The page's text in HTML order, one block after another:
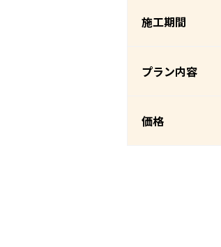
施工期間
プラン内容
価格